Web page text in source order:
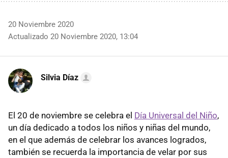
20 Noviembre 2020
Actualizado 20 Noviembre 2020, 13:04
Silvia Díaz
El 20 de noviembre se celebra el Día Universal del Niño,
un día dedicado a todos los niños y niñas del mundo,
en el que además de celebrar los avances logrados,
también se recuerda la importancia de velar por sus